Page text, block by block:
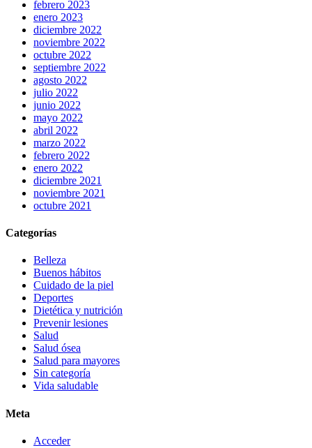
febrero 2023
enero 2023
diciembre 2022
noviembre 2022
octubre 2022
septiembre 2022
agosto 2022
julio 2022
junio 2022
mayo 2022
abril 2022
marzo 2022
febrero 2022
enero 2022
diciembre 2021
noviembre 2021
octubre 2021
Categorías
Belleza
Buenos hábitos
Cuidado de la piel
Deportes
Dietética y nutrición
Prevenir lesiones
Salud
Salud ósea
Salud para mayores
Sin categoría
Vida saludable
Meta
Acceder